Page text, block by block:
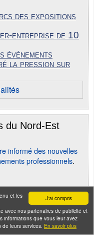
J'ai compris
et les
avec nos partenaires de publicité et
informations que vous leur avez
leurs services. En savoir plus
des expositions
entreprise de 10
événements
la pression sur
du Nord-Est
informé des nouvelles
professionnels.
Denis Tourisme